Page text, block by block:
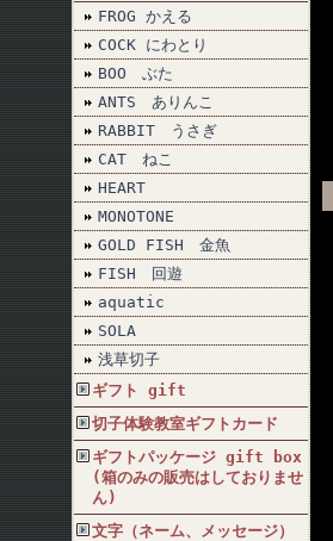
FROG かえる
COCK にわとり
BOO ぶた
ANTS ありんこ
RABBIT うさぎ
CAT ねこ
HEART
MONOTONE
GOLD FISH 金魚
FISH 回遊
aquatic
SOLA
浅草切子
ギフト gift
切子体験教室ギフトカード
ギフトパッケージ gift box
(箱のみの販売はしておりませ
ん)
文字（ネーム、メッセージ）